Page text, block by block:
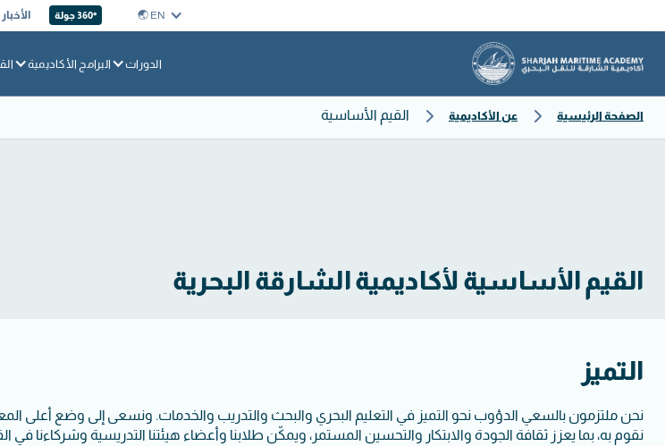
EN 🌏︎ 360° جولة
الدورات البرامج الأكاديمية
الصفحة الرئيسية عن الأكاديمية القيم الأساسية
القيم الأساسية لأكاديمية الشارقة البحرية
التميز
نحن ملتزمون بالسعي الدؤوب نحو التميز في التعليم البحري والبحث والتدريب والخدمات. ونسعى إلى وضع أعلى
نقوم به، بما يعزز ثقافة الجودة والابتكار والتحسين المستمر، ويمكّن طلابنا وأعضاء هيئتنا التدريسية وشركاءنا في